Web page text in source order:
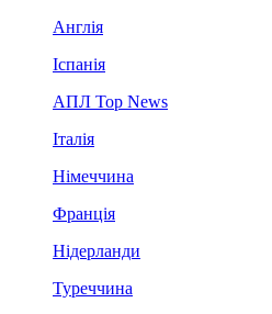
Англія
Іспанія
АПЛ Top News
Італія
Німеччина
Франція
Нідерланди
Туреччина